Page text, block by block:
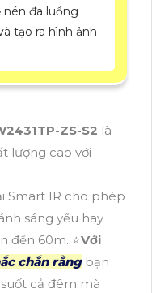
đa luồng
tạo ra hình ảnh
ZS-S2 là
lượng cao với
Smart IR cho phép
sáng yếu hay
đến 60m. ⭐Với
chắn rằngbạn
cả đêm mà